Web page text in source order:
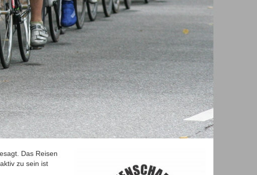
Das Reisen
zu sein ist